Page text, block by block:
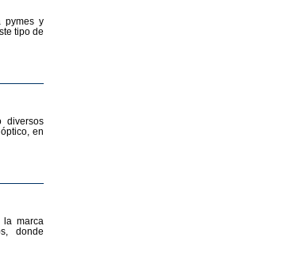
pymes y
tipo de
diversos
en
la marca
donde